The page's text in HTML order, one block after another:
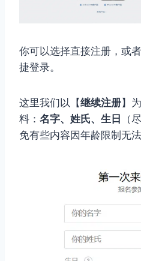
你可以选择直接注册，或
捷登录。
这里我们以【继续注册】
料： 名字、姓氏、生日 （
免有些内容因年龄限制无